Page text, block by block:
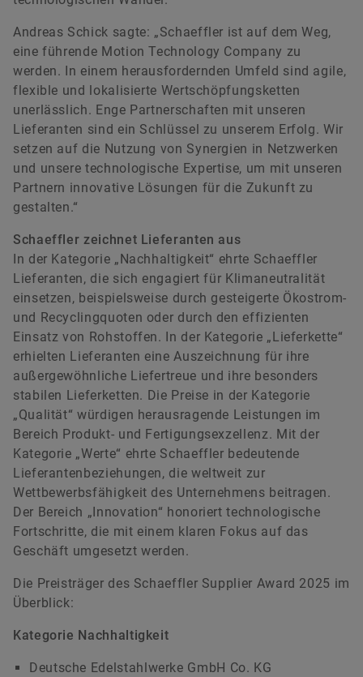
Andreas Schick sagte: „Schaeffler ist auf dem Weg,
eine führende Motion Technology Company zu
werden. In einem herausfordernden Umfeld sind agile,
flexible und lokalisierte Wertschöpfungsketten
unerlässlich. Enge Partnerschaften mit unseren
Lieferanten sind ein Schlüssel zu unserem Erfolg. Wir
setzen auf die Nutzung von Synergien in Netzwerken
und unsere technologische Expertise, um mit unseren
Partnern innovative Lösungen für die Zukunft zu
gestalten.“
Schaeffler zeichnet Lieferanten aus
In der Kategorie „Nachhaltigkeit“ ehrte Schaeffler
Lieferanten, die sich engagiert für Klimaneutralität
einsetzen, beispielsweise durch gesteigerte Ökostrom-
und Recyclingquoten oder durch den effizienten
Einsatz von Rohstoffen. In der Kategorie „Lieferkette“
erhielten Lieferanten eine Auszeichnung für ihre
außergewöhnliche Liefertreue und ihre besonders
stabilen Lieferketten. Die Preise in der Kategorie
„Qualität“ würdigen herausragende Leistungen im
Bereich Produkt- und Fertigungsexzellenz. Mit der
Kategorie „Werte“ ehrte Schaeffler bedeutende
Lieferantenbeziehungen, die weltweit zur
Wettbewerbsfähigkeit des Unternehmens beitragen.
Der Bereich „Innovation“ honoriert technologische
Fortschritte, die mit einem klaren Fokus auf das
Geschäft umgesetzt werden.
Die Preisträger des Schaeffler Supplier Award 2025 im
Überblick:
Kategorie Nachhaltigkeit
Deutsche Edelstahlwerke GmbH Co. KG